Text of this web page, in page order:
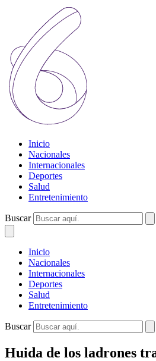
Inicio
Nacionales
Internacionales
Deportes
Salud
Entretenimiento
Buscar
Inicio
Nacionales
Internacionales
Deportes
Salud
Entretenimiento
Buscar
Huida de los ladrones